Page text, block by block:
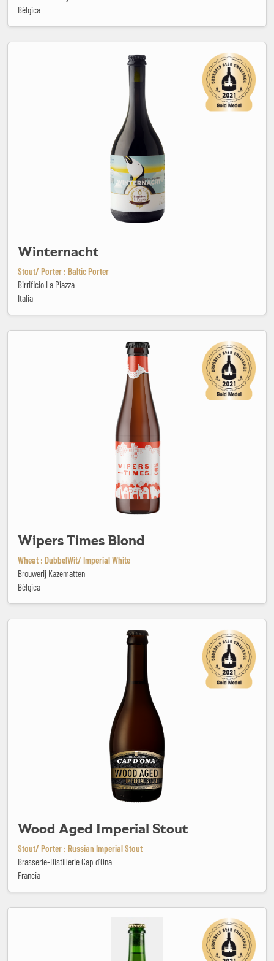
Bélgica
Winternacht
Stout/ Porter : Baltic Porter
Birrificio La Piazza
Italia
Wipers Times Blond
Wheat : DubbelWit/ Imperial White
Brouwerij Kazematten
Bélgica
Wood Aged Imperial Stout
Stout/ Porter : Russian Imperial Stout
Brasserie-Distillerie Cap d'Ona
Francia